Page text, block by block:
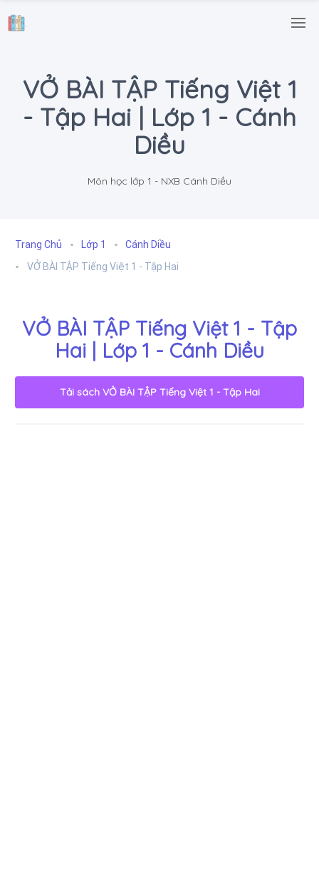
.
VỞ BÀI TẬP Tiếng Việt 1
- Tập Hai | Lớp 1 - Cánh
Diều
Môn học lớp 1 - NXB Cánh Diều
Trang Chủ Lớp 1
Cánh Diều
VỞ BÀI TẬP Tiếng Việt 1 - Tập Hai
VỞ BÀI TẬP Tiếng Việt 1 - Tập
Hai | Lớp 1 - Cánh Diều
Tải sách VỞ BÀI TẬP Tiếng Việt 1 - Tập Hai